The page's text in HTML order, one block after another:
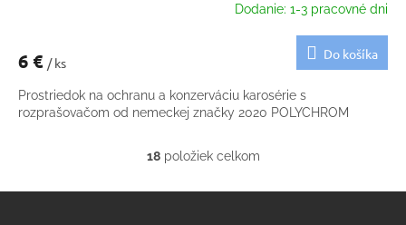
Dodanie: 1-3 pracovné dni
6 € / ks
Do košíka
Prostriedok na ochranu a konzerváciu karosérie s
rozprašovačom od nemeckej značky 2020 POLYCHROM
O
18položiek celkom